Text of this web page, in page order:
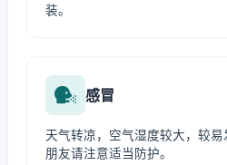
装。
感冒
天气转凉，空气湿度较大，较
朋友请注意适当防护。